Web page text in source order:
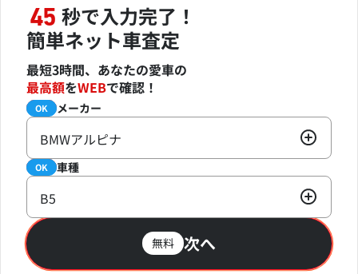
45 秒で入力完了！
簡単ネット車査定
最短3時間、あなたの愛車の
最高額をWEBで確認！
必須 メーカー
OK
BMWアルピナ
必須 車種
OK
B5
無料 次へ